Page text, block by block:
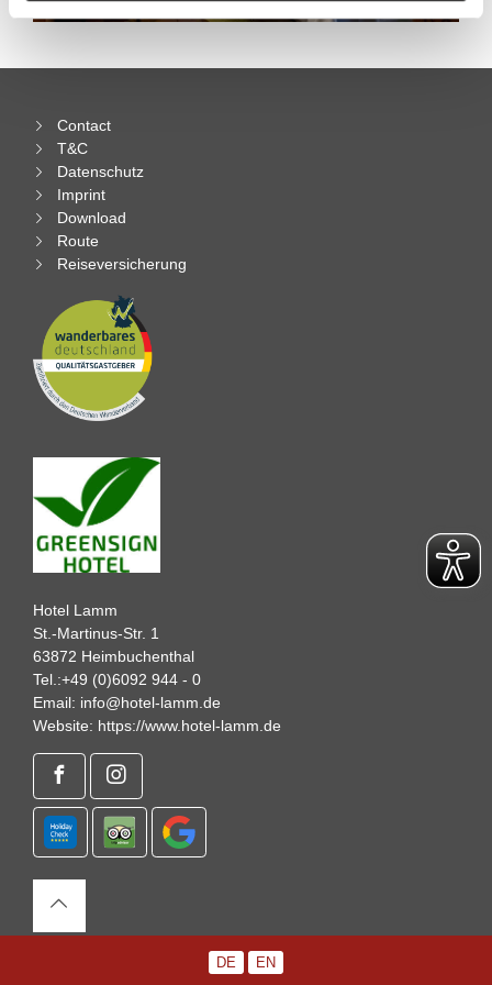
gesammelt haben.
Contact
T&C
Datenschutz
Imprint
Download
Route
Reiseversicherung
Hotel Lamm
St.-Martinus-Str. 1
63872 Heimbuchenthal
Tel.:+49 (0)6092 944 - 0
Email: info@hotel-lamm.de
Website: https://www.hotel-lamm.de
DE EN